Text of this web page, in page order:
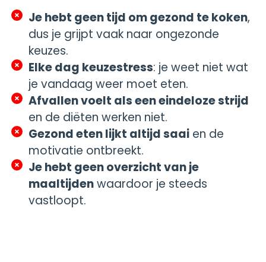
Je hebt geen tijd om gezond te koken,
dus je grijpt vaak naar ongezonde
keuzes.
Elke dag keuzestress: je weet niet wat
je vandaag weer moet eten.
Afvallen voelt als een eindeloze strijd
en de diëten werken niet.
Gezond eten lijkt altijd saaien de
motivatie ontbreekt.
Je hebt geen overzicht van je
maaltijdenwaardoor je steeds
vastloopt.